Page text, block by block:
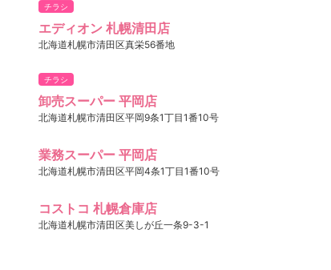
チラシ
エディオン 札幌清田店
北海道札幌市清田区真栄56番地
チラシ
卸売スーパー 平岡店
北海道札幌市清田区平岡9条1丁目1番10号
業務スーパー 平岡店
北海道札幌市清田区平岡4条1丁目1番10号
コストコ 札幌倉庫店
北海道札幌市清田区美しが丘一条9-3-1